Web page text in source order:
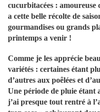
cucurbitacées : amoureuse
a cette belle récolte de
gourmandises ou grands
printemps a venir !
Comme je les apprécie
variétés : certaines étant
d’autres aux poêlées et
Une période de pluie étant
j’ai presque tout rentré à